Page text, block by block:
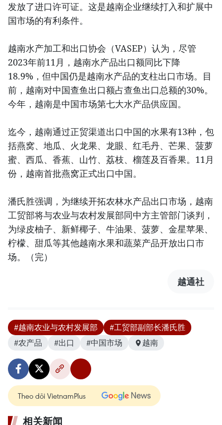
发放了进口许可证。这是越南企业继续打入和扩展中
国市场的有利条件。
越南水产加工和出口协会（VASEP）认为，尽管
2023年前11月，越南水产品出口额同比下降
18.9%，但中国仍是越南水产品的支柱出口市场。目
前，越南对中国查鱼出口额占查鱼出口总额的30%。
今年，越南是中国市场第七大水产品供应国。
迄今，越南通过正贸渠道出口中国的水果有13种，包
括燕窝、地瓜、火龙果、龙眼、红毛丹、芒果、菠萝
蜜、西瓜、香蕉、山竹、荔枝、榴莲及百香果。11月
份，越南首批燕窝正式出口中国。
潘氏胜强调，为继续开拓农林水产品出口市场，越南
工贸部将与农业与农村发展部同中方主管部门谈判，
为绿皮柚子、新鲜椰子、牛油果、菠萝、金星苹果、
柠檬、甜瓜等其他越南水果和蔬菜产品开放出口市
场。（完）
越通社
#越南农业与农村发展部
#工贸部副部长潘氏胜
#农产品
#出口 #中国市场 越南
Theo dõi VietnamPlus
相关新闻